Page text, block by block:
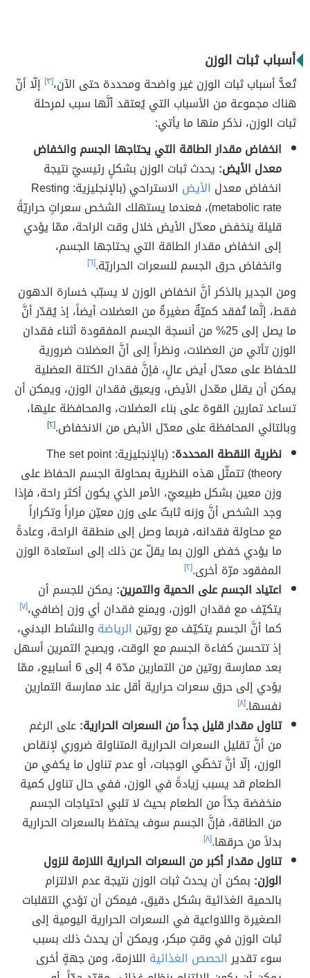
أسباب ثبات الوزن
تُعدُّ أسباب ثبات الوزن غير واضحة ومحددة حتى الآن،[٣]
إلّا أنّ
هناك مجموعة من الأسباب التي يُعتقد أنَّها سبب لمرحلة
ثبات الوزن، نذكر منها ما يأتي:
انخفاض مقدار الطاقة التي يحتاجها الجسم وانخفاض
معدل الأيض: يحدث ثبات الوزن بشكلٍ رئيسيّ نتيجة
انخفاض معدل الأيض
الاستراحي (بالإنجليزية: Resting
metabolic rate)، فعندما يستهلك الشخص سعراتٍ حراريّةً
قليلة ينخفض معدّل الأيض خلال وقت الراحة، ممّا يؤدي
إلى انخفاض مقدار الطاقة التي يحتاجها الجسم،
وانخفاض حرق الجسم للسعرات الحراريّة.[٦]
ومن الجدير بالذكر أنَّ انخفاض الوزن لا يسبّب خسارة الدهون
فقط، إنَّما تُفقد كميّةٌ صغيرةٌ من العضلات أيضاً، إذ يُقدّر أنَّ
ما يصل إلى 25% من أنسجة الجسم المفقودة أثناء فقدان
الوزن تأتي من العضلات، ونظراً إلى أنَّ العضلات ضرورية
للحفاظ على معدّل أيض عالٍ، فإنَّ فقدان الكتلة العضلية
يمكن أن يقلل معّدل الأيض، ويعيق فقدان الوزن، ويمكن أن
تساعد تمارين القوة على بناء العضلات، والمحافظة عليها،
وبالتالي المحافظة على معدّل الأيض من الانخفاض.[٢]
نظرية النقطة المحددة:
(بالإنجليزية: The set point
theory) تتمثّل هذه النظرية بمحاولة الجسم الحفاظ على
وزن معين بشكل طبيعيّ، الأمر الذي يكون أكثر راحة، فإذا
وجد الشخص أنَّ وزنه ثابتٌ على وزن معيّن مراراً وتكراراً
مع محاولة فقدانه، فربما وصل إلى منطقة الراحة، وعادةً
ما يؤدي خفض الوزن بما يقلّ عن ذلك إلى استعادة الوزن
المفقود مرّة أخرى.[٢]
اعتياد الجسم على الحمية والتمرين: يمكن للجسم أن
يتكيّف مع فقدان الوزن، ويمنع فقدان أي وزن إضافي،[٧]
كما أنَّ الجسم يتكيّف مع روتين الرياضة والنشاط البدني،
إذ تتحسن كفاءة الجسم مع الوقت، ويصبح التمرين أسهل
بعد ممارسة روتين من التمارين مدّة 4 إلى 6 أسابيع، ممّا
يؤدي إلى حرق سعرات حرارية أقل عند ممارسة التمارين
نفسها.[٨]
تناول مقدار قليل جداً من السعرات الحرارية:على الرغم
من أنَّ تقليل السعرات الحرارية المتناولة ضروري لإنقاص
الوزن، إلّا أنَّ تخطّي الوجبات، أو عدم تناول ما يكفي من
الطعام قد يسبب زيادةً في الوزن، ففي حال تناول كمية
منخفضة جدّاً من الطعام بحيث لا تلبي احتياجات الجسم
من الطاقة، فإنَّ الجسم سوف يحتفظ بالسعرات الحرارية
بدلاً من حرقها.[٨]
تناول مقدار أكبر من السعرات الحرارية اللازمة لنزول
الوزن: بمكن أن يحدث ثبات الوزن نتيجة عدم الالتزام
بالحمية الغذائية بشكل دقيق، فيمكن أن تؤدي التقلبات
الصغيرة واللاواعية في السعرات الحرارية اليومية إلى
ثبات الوزن في وقتٍ مبكر، ويمكن أن يحدث ذلك بسبب
سوء تقديرالحصص الغذائية اللازمة، ومن جهةٍ أخرى